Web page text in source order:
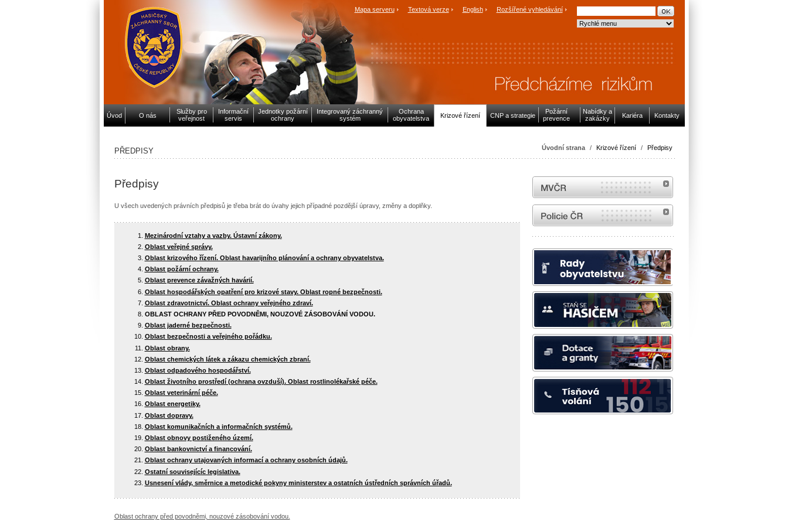
Mapa serveru Textová verze English Rozšířené vyhledávání
Úvod O nás
Služby pro
veřejnost
Informační
servis
Jednotky požární
ochrany
Integrovaný záchranný
systém
Ochrana
obyvatelstva
Krizové řízení CNP a strategie
Požární
prevence
Nabídky a
zakázky
Kariéra Kontakty
Úvodní strana / Krizové řízení / Předpisy
PŘEDPISY
Předpisy
U všech uvedených právních předpisů je třeba brát do úvahy jejich případné pozdější úpravy, změny a doplňky.
Mezinárodní vztahy a vazby. Ústavní zákony.
Oblast veřejné správy.
Oblast krizového řízení. Oblast havarijního plánování a ochrany obyvatelstva.
Oblast požární ochrany.
Oblast prevence závažných havárií.
Oblast hospodářských opatření pro krizové stavy. Oblast ropné bezpečnosti.
Oblast zdravotnictví. Oblast ochrany veřejného zdraví.
OBLAST OCHRANY PŘED POVODNĚMI, NOUZOVÉ ZÁSOBOVÁNÍ VODOU.
Oblast jaderné bezpečnosti.
Oblast bezpečnosti a veřejného pořádku.
Oblast obrany.
Oblast chemických látek a zákazu chemických zbraní.
Oblast odpadového hospodářství.
Oblast životního prostředí (ochrana ovzduší). Oblast rostlinolékařské péče.
Oblast veterinární péče.
Oblast energetiky.
Oblast dopravy.
Oblast komunikačních a informačních systémů.
Oblast obnovy postiženého území.
Oblast bankovnictví a financování.
Oblast ochrany utajovaných informací a ochrany osobních údajů.
Ostatní souvisejícíc legislativa.
Usnesení vlády, směrnice a metodické pokyny ministerstev a ostatních ústředních správních úřadů.
Oblast ochrany před povodněmi, nouzové zásobování vodou.
MVČR
internetové stránky Policie ČR